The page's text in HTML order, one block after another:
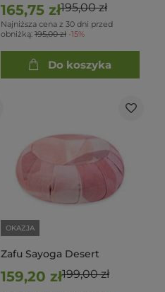
165,75 zł195,00 zł
Najniższa cena z 30 dni przed
obniżką: 195,00 zł -15%
Do koszyka
OKAZJA
Zafu Sayoga Desert
159,20 zł199,00 zł